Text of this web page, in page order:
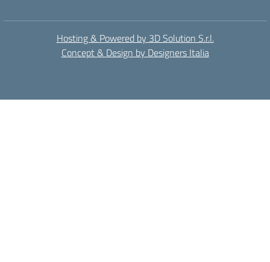
Hosting & Powered by 3D Solution S.r.l.
Concept & Design by Designers Italia